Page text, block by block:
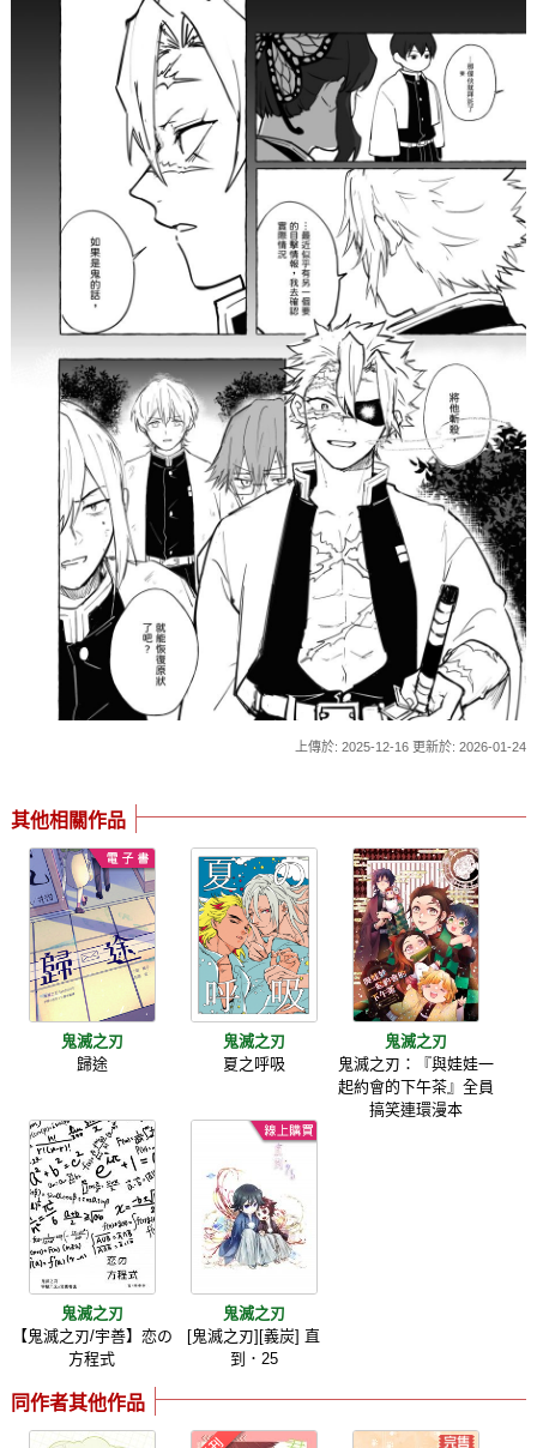
上傳於: 2025-12-16 更新於: 2026-01-24
其他相關作品
鬼滅之刃
歸途
鬼滅之刃
夏之呼吸
鬼滅之刃
鬼滅之刃：『與娃娃一
起約會的下午茶』全員
搞笑連環漫本
鬼滅之刃
【鬼滅之刃/宇善】恋の
方程式
鬼滅之刃
[鬼滅之刃][義炭] 直
到．25
同作者其他作品